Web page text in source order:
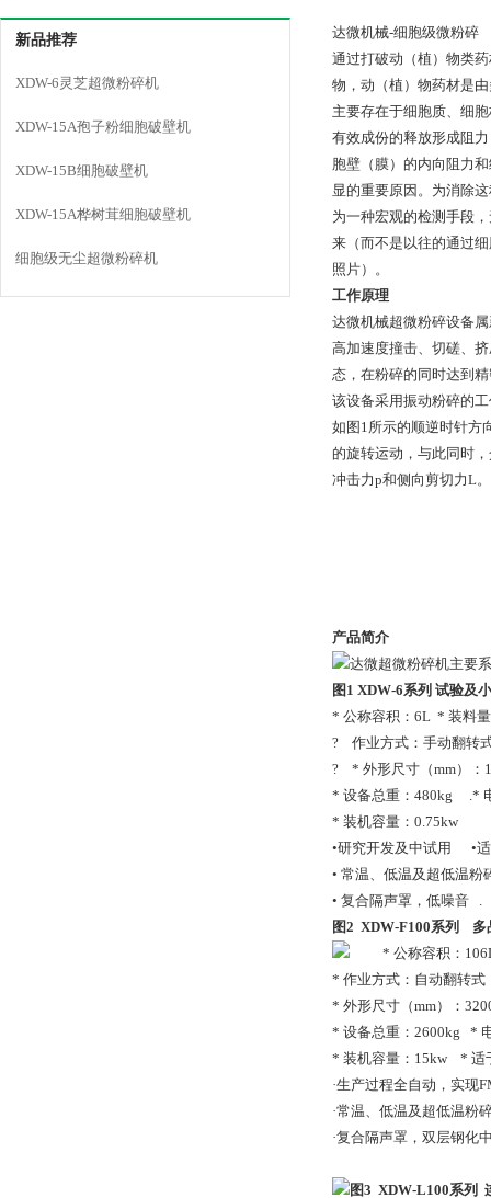
新品推荐
XDW-6灵芝超微粉碎机
XDW-15A孢子粉细胞破壁机
XDW-15B细胞破壁机
XDW-15A桦树茸细胞破壁机
细胞级无尘超微粉碎机
达微机械-细胞级微粉碎
通过打破动（植）物类
物，动（植）物药材是
主要存在于细胞质、细
有效成份的释放形成阻
胞壁（膜）的内向阻力
显的重要原因。为消除
为一种宏观的检测手段
来（而不是以往的通过
照片）。
工作原理
达微机械超微粉碎设备
高加速度撞击、切磋、
态，在粉碎的同时达到
该设备采用振动粉碎的
如图1所示的顺逆时针方
的旋转运动，与此同时
冲击力p和侧向剪切力L
产品简介
达微超微粉碎机主要
图1 XDW-6系列 试验及
* 公称容积：6L *
? 作业方式：手动翻转
? * 外形尺寸（mm）：
* 设备总重：480kg .*
* 装机容量：0.75kw
•研究开发及中试用 •
• 常温、低温及超低温粉
• 复合隔声罩，低噪音 .
图2 XDW-F100系列 多
* 公称容积：
* 作业方式：自动翻转式
* 外形尺寸（mm）：
* 设备总重：2600kg *
* 装机容量：15kw * 适
·生产过程全自动，实现
·常温、低温及超低温粉
·复合隔声罩，双层钢化
图3 XDW-L100系列